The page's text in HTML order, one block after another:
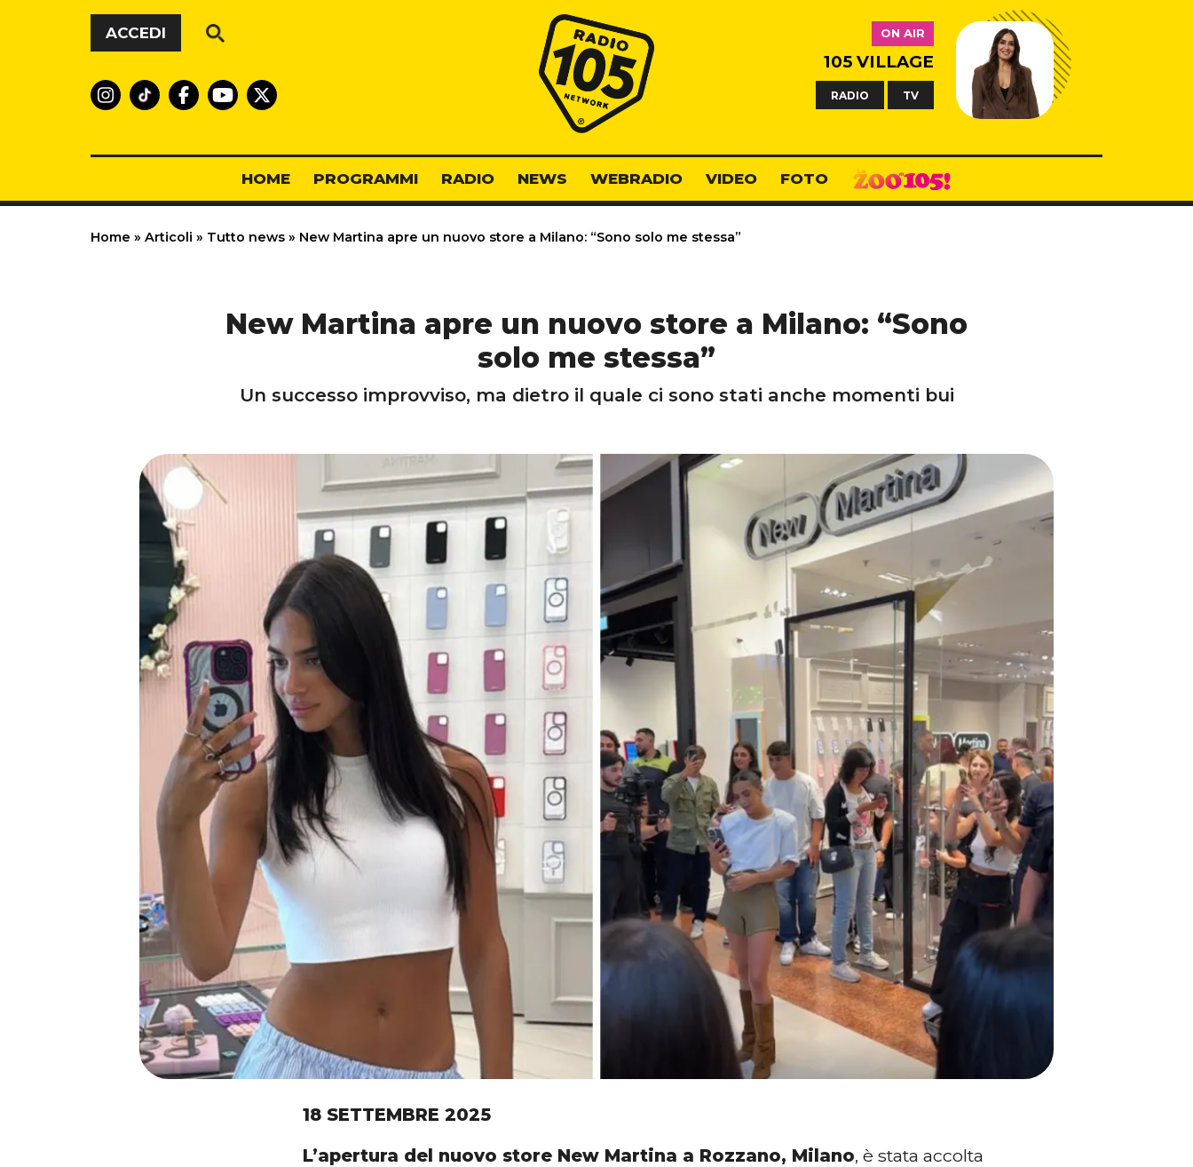
Vai al contenuto
ACCEDI
Radio 105
ON AIR
105 VILLAGE
RADIO TV
HOME PROGRAMMI RADIO NEWS WEBRADIO VIDEO FOTO
Home » Articoli » Tutto news » New Martina apre un nuovo store a Milano: “Sono solo me stessa”
New Martina apre un nuovo store a Milano: “Sono
solo me stessa”
Un successo improvviso, ma dietro il quale ci sono stati anche momenti bui
18 SETTEMBRE 2025
L’apertura del nuovo store New Martina a Rozzano, Milano, è stata accolta